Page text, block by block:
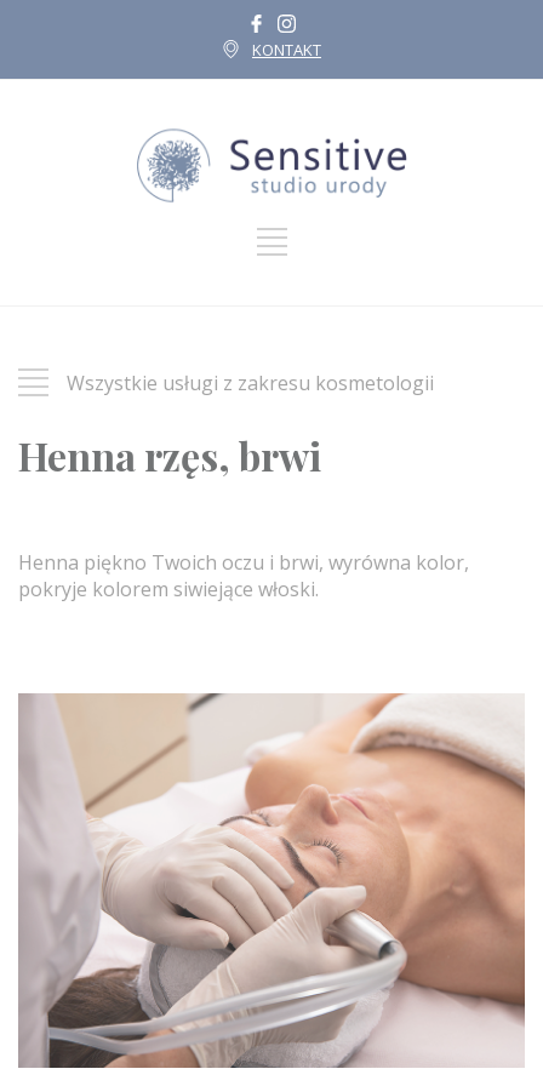
KONTAKT
Wszystkie usługi z zakresu kosmetologii
Henna rzęs, brwi
Henna piękno Twoich oczu i brwi, wyrówna kolor,
pokryje kolorem siwiejące włoski.